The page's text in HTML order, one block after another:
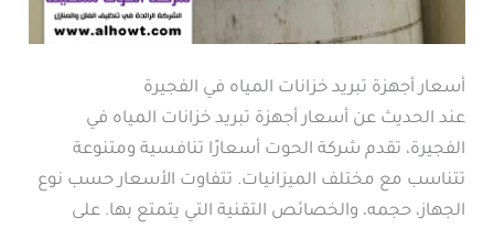
أسعار أجهزة تبريد خزانات المياه في الفجيرة
عند الحديث عن أسعار أجهزة تبريد خزانات المياه في
الفجيرة، تقدم شركة الحوت أسعارًا تنافسية ومتنوعة
تتناسب مع مختلف الميزانيات. تتفاوت الأسعار حسب نوع
الجهاز، حجمه، والخصائص التقنية التي يتمتع بها. على